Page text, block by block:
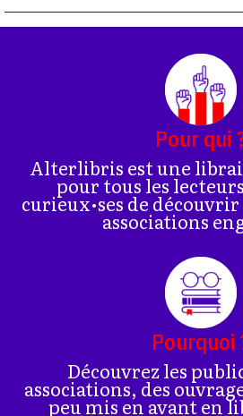
Pour qui
Alterlibris est une
pour tous les
curieux•ses de
associations
Pourquoi
Découvrez les
associations, des
peu mis en avant en